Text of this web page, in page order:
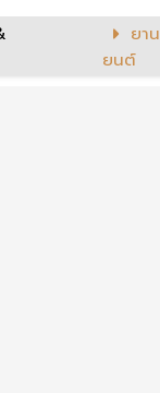
ยาน
ยนต์